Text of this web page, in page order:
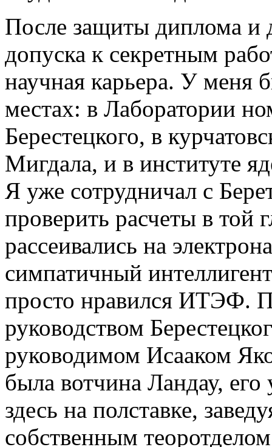
После защиты диплома и
допуска к секретным
научная карьера. У меня
местах: в Лаборатории
Берестецкого, в
Мигдала, и в институте
Я уже сотрудничал с
проверить расчеты в той
рассеивались на
симпатичный
просто нравился ИТЭФ.
руководством
руководимом Исааком
была вотчина Ландау,
здесь на полставке,
собственным